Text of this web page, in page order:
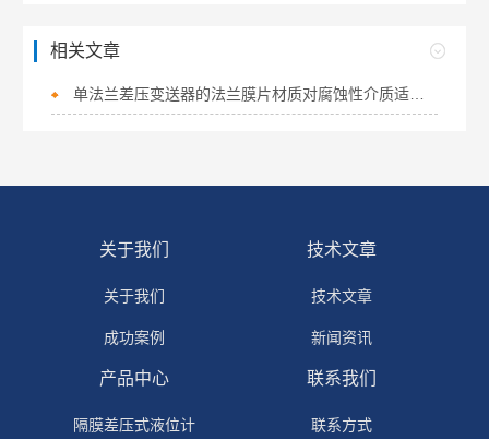
相关文章
单法兰差压变送器的法兰膜片材质对腐蚀性介质适应性
关于我们
关于我们
成功案例
技术文章
技术文章
新闻资讯
产品中心
隔膜差压式液位计
联系我们
联系方式